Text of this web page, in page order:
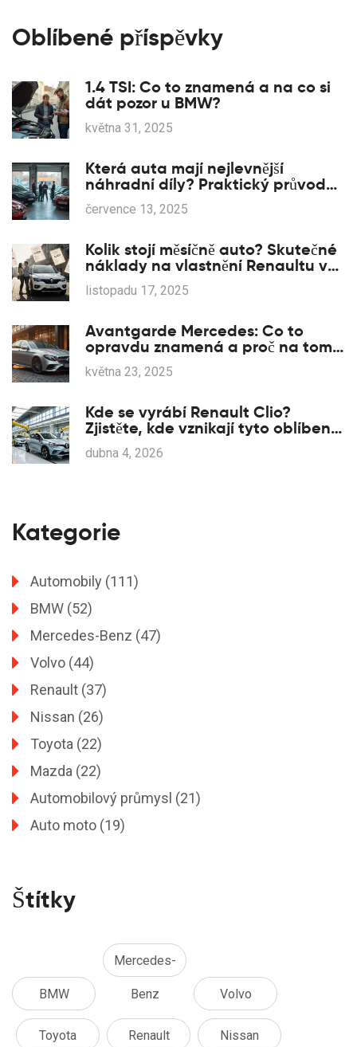
Oblíbené příspěvky
1.4 TSI: Co to znamená a na co si
dát pozor u BMW?
května 31, 2025
Která auta mají nejlevnější
náhradní díly? Praktický průvodce
výběrem
července 13, 2025
Kolik stojí měsíčně auto? Skutečné
náklady na vlastnění Renaultu v
roce 2025
listopadu 17, 2025
Avantgarde Mercedes: Co to
opravdu znamená a proč na tom
záleží
května 23, 2025
Kde se vyrábí Renault Clio?
Zjistěte, kde vznikají tyto oblíbené
vozy
dubna 4, 2026
Kategorie
Automobily (111)
BMW (52)
Mercedes-Benz (47)
Volvo (44)
Renault (37)
Nissan (26)
Toyota (22)
Mazda (22)
Automobilový průmysl (21)
Auto moto (19)
Štítky
BMW
Mercedes-
Benz Volvo
Toyota Renault Nissan